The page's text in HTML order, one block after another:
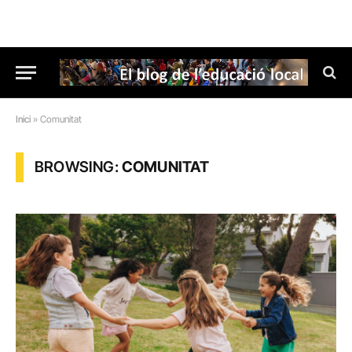
Inici » Comunitat
BROWSING:COMUNITAT